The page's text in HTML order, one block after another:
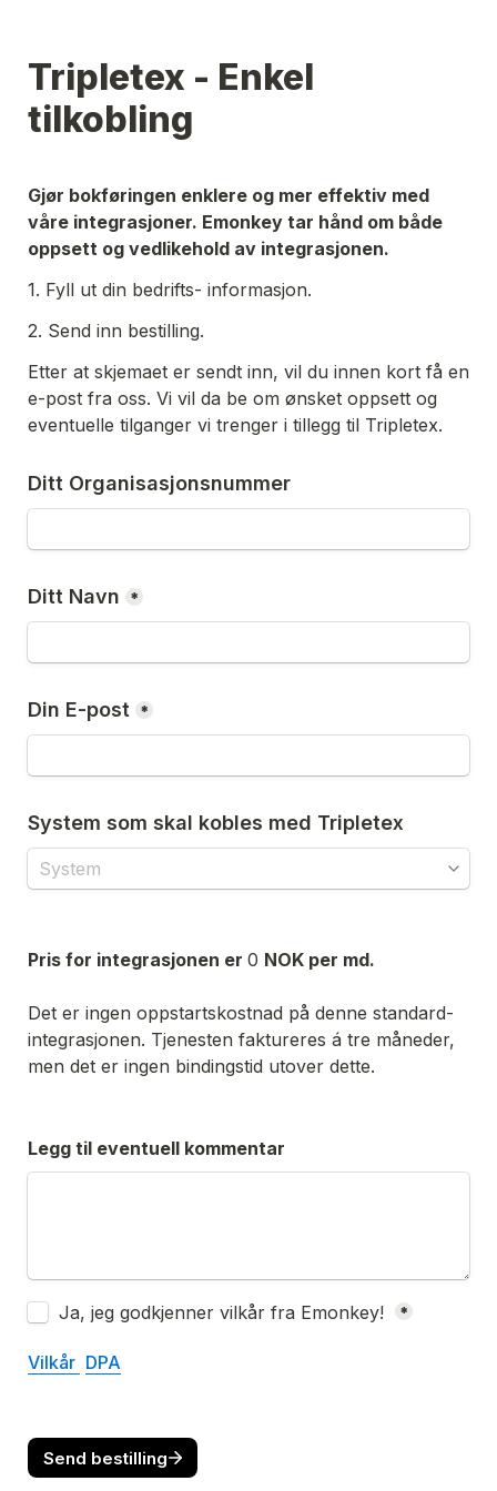
Tripletex - Enkel
tilkobling
Gjør bokføringen enklere og mer effektiv med
våre integrasjoner. Emonkey tar hånd om både
oppsett og vedlikehold av integrasjonen.
1. Fyll ut din bedrifts- informasjon.
2. Send inn bestilling.
Etter at skjemaet er sendt inn, vil du innen kort få en
e-post fra oss. Vi vil da be om ønsket oppsett og
eventuelle tilganger vi trenger i tillegg til Tripletex.
Ditt Organisasjonsnummer
Ditt Navn *
Din E-post *
System som skal kobles med Tripletex
Pris for integrasjonen er 0 NOK per md.
Det er ingen oppstartskostnad på denne standard-
integrasjonen. Tjenesten faktureres á tre måneder,
men det er ingen bindingstid utover dette.
Legg til eventuell kommentar
Untitled checkboxes field
*
Vilkår DPA
Send bestilling